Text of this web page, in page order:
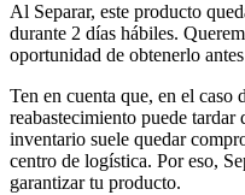
Al Separar, este producto
durante 2 días hábiles.
oportunidad de obtenerlo
Ten en cuenta que, en el caso
reabastecimiento puede tardar
inventario suele quedar
centro de logística. Por eso,
garantizar tu producto.